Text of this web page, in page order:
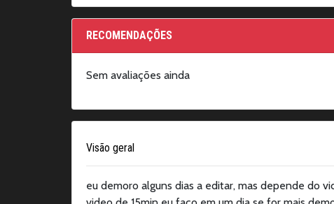
RECOMENDAÇÕES
Sem avaliações ainda
Visão geral
eu demoro alguns dias a editar, mas depende do